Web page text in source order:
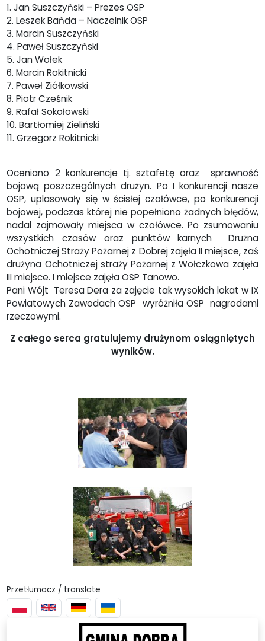
1. Jan Suszczyński – Prezes OSP
2. Leszek Bańda – Naczelnik OSP
3. Marcin Suszczyński
4. Paweł Suszczyński
5. Jan Wołek
6. Marcin Rokitnicki
7. Paweł Ziółkowski
8. Piotr Cześnik
9. Rafał Sokołowski
10. Bartłomiej Zieliński
11. Grzegorz Rokitnicki
Oceniano 2 konkurencje tj. sztafetę oraz sprawność
bojową poszczególnych drużyn. Po I konkurencji nasze
OSP, uplasowały się w ścisłej czołówce, po konkurencji
bojowej, podczas której nie popełniono żadnych błędów,
nadal zajmowały miejsca w czołówce. Po zsumowaniu
wszystkich czasów oraz punktów karnych Drużna
Ochotniczej Straży Pożarnej z Dobrej zajęła II miejsce, zaś
drużyna Ochotniczej straży Pożarnej z Wołczkowa zajęła
III miejsce. I miejsce zajęła OSP Tanowo.
Pani Wójt Teresa Dera za zajęcie tak wysokich lokat w IX
Powiatowych Zawodach OSP wyróżniła OSP nagrodami
rzeczowymi.
Z całego serca gratulujemy drużynom osiągniętych
wyników.
Przetłumacz / translate